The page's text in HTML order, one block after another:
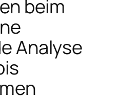
beim
Analyse